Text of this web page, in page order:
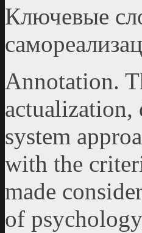
Ключевые
Annotation.
actualization,
system
with the
made
of